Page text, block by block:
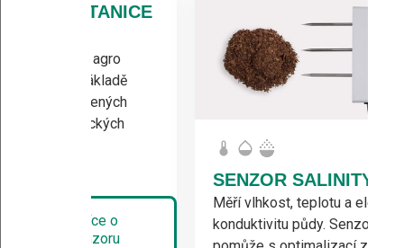
METEOSTANICE
Plánujte své agro
aktivity na základě
všech naměřených
meteorologických
+ více o
senzoru
SENZOR SALINITY
Měří vlhkost, teplotu a
konduktivitu půdy. Senzor vám